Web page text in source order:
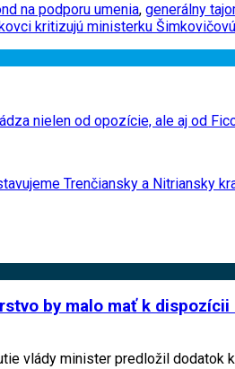
na podporu umenia, generálny
kritizujú ministerku
nielen od opozície, ale aj od
Trenčiansky a Nitriansky
by malo mať k
vlády minister predložil dodatok